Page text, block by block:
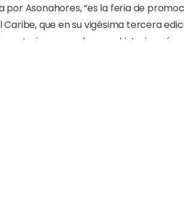
por Asonahores, “es la feria de
que en su vigésima tercera
generado en su historia, así